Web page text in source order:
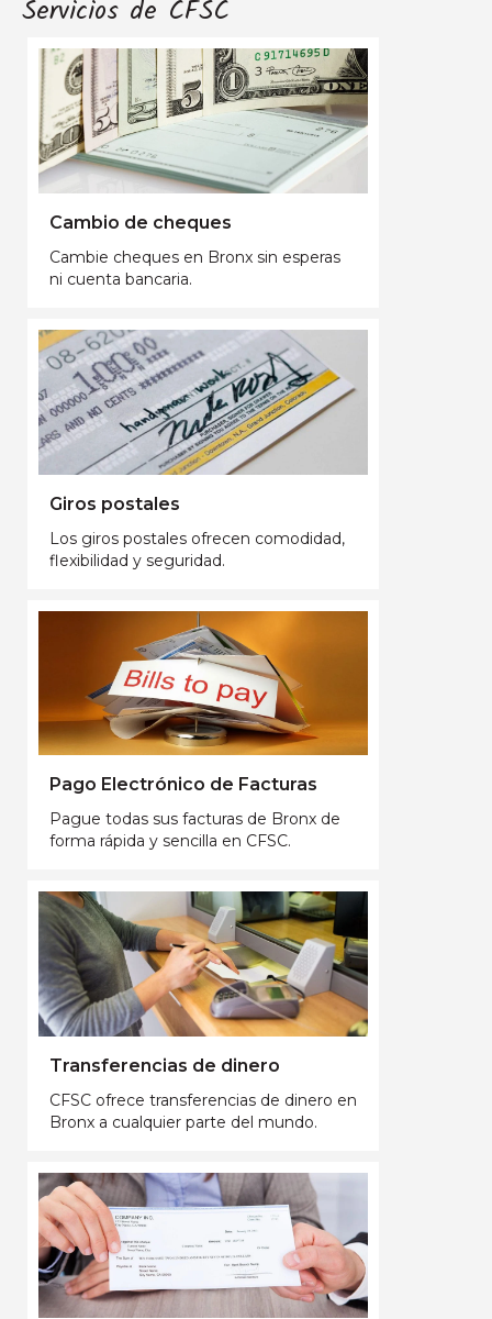
Servicios de CFSC
Cambio de cheques
Cambie cheques en Bronx sin esperas
ni cuenta bancaria.
Giros postales
Los giros postales ofrecen comodidad,
flexibilidad y seguridad.
Pago Electrónico de Facturas
Pague todas sus facturas de Bronx de
forma rápida y sencilla en CFSC.
Transferencias de dinero
CFSC ofrece transferencias de dinero en
Bronx a cualquier parte del mundo.